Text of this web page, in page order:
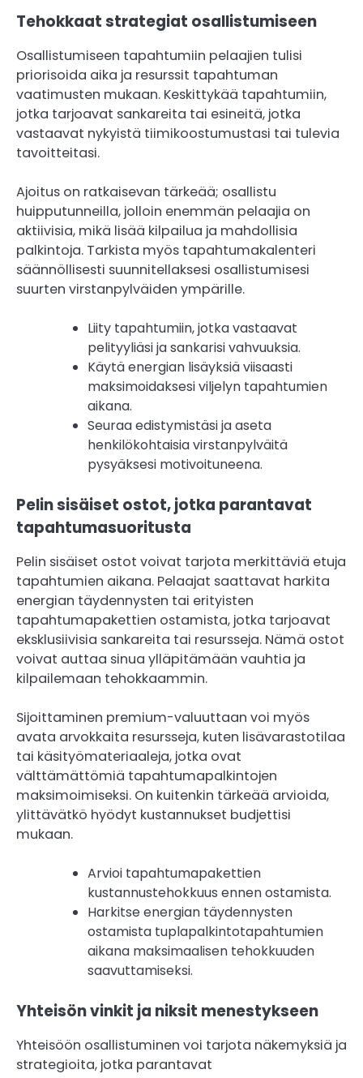
Tehokkaat strategiat osallistumiseen
Osallistumiseen tapahtumiin pelaajien tulisi
priorisoida aika ja resurssit tapahtuman
vaatimusten mukaan. Keskittykää tapahtumiin,
jotka tarjoavat sankareita tai esineitä, jotka
vastaavat nykyistä tiimikoostumustasi tai tulevia
tavoitteitasi.
Ajoitus on ratkaisevan tärkeää; osallistu
huipputunneilla, jolloin enemmän pelaajia on
aktiivisia, mikä lisää kilpailua ja mahdollisia
palkintoja. Tarkista myös tapahtumakalenteri
säännöllisesti suunnitellaksesi osallistumisesi
suurten virstanpylväiden ympärille.
Liity tapahtumiin, jotka vastaavat
pelityyliäsi ja sankarisi vahvuuksia.
Käytä energian lisäyksiä viisaasti
maksimoidaksesi viljelyn tapahtumien
aikana.
Seuraa edistymistäsi ja aseta
henkilökohtaisia virstanpylväitä
pysyäksesi motivoituneena.
Pelin sisäiset ostot, jotka parantavat
tapahtumasuoritusta
Pelin sisäiset ostot voivat tarjota merkittäviä etuja
tapahtumien aikana. Pelaajat saattavat harkita
energian täydennysten tai erityisten
tapahtumapakettien ostamista, jotka tarjoavat
eksklusiivisia sankareita tai resursseja. Nämä ostot
voivat auttaa sinua ylläpitämään vauhtia ja
kilpailemaan tehokkaammin.
Sijoittaminen premium-valuuttaan voi myös
avata arvokkaita resursseja, kuten lisävarastotilaa
tai käsityömateriaaleja, jotka ovat
välttämättömiä tapahtumapalkintojen
maksimoimiseksi. On kuitenkin tärkeää arvioida,
ylittävätkö hyödyt kustannukset budjettisi
mukaan.
Arvioi tapahtumapakettien
kustannustehokkuus ennen ostamista.
Harkitse energian täydennysten
ostamista tuplapalkintotapahtumien
aikana maksimaalisen tehokkuuden
saavuttamiseksi.
Yhteisön vinkit ja niksit menestykseen
Yhteisöön osallistuminen voi tarjota näkemyksiä ja
strategioita, jotka parantavat